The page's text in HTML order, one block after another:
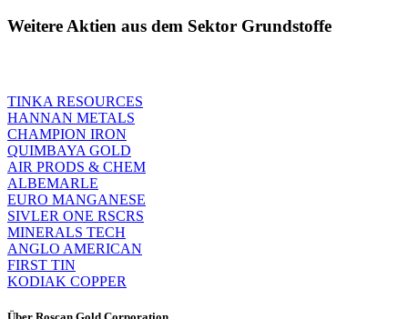
Weitere Aktien aus dem Sektor Grundstoffe
TINKA RESOURCES
HANNAN METALS
CHAMPION IRON
QUIMBAYA GOLD
AIR PRODS & CHEM
ALBEMARLE
EURO MANGANESE
SIVLER ONE RSCRS
MINERALS TECH
ANGLO AMERICAN
FIRST TIN
KODIAK COPPER